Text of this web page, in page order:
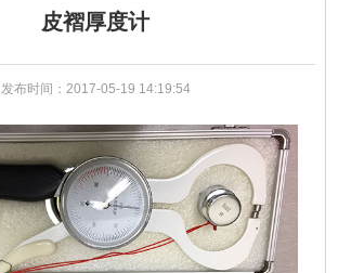
皮褶厚度计
发布时间：2017-05-19 14:19:54